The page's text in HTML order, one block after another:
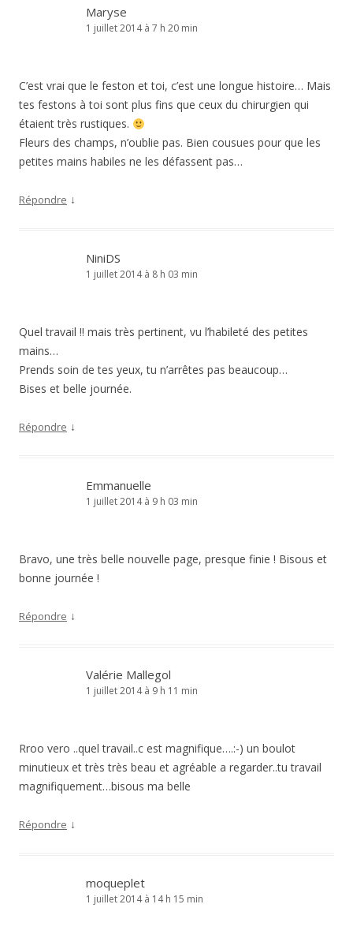
Maryse
1 juillet 2014 à 7 h 20 min
C’est vrai que le feston et toi, c’est une longue histoire… Mais
tes festons à toi sont plus fins que ceux du chirurgien qui
étaient très rustiques.
Fleurs des champs, n’oublie pas. Bien cousues pour que les
petites mains habiles ne les défassent pas…
Répondre ↓
NiniDS
1 juillet 2014 à 8 h 03 min
Quel travail !! mais très pertinent, vu l’habileté des petites
mains…
Prends soin de tes yeux, tu n’arrêtes pas beaucoup…
Bises et belle journée.
Répondre ↓
Emmanuelle
1 juillet 2014 à 9 h 03 min
Bravo, une très belle nouvelle page, presque finie ! Bisous et
bonne journée !
Répondre ↓
Valérie Mallegol
1 juillet 2014 à 9 h 11 min
Rroo vero ..quel travail..c est magnifique….:-) un boulot
minutieux et très très beau et agréable a regarder..tu travail
magnifiquement…bisous ma belle
Répondre ↓
moqueplet
1 juillet 2014 à 14 h 15 min